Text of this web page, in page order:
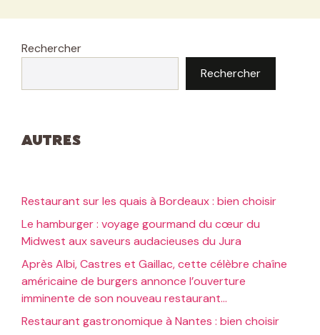
Rechercher
Rechercher
Autres
Restaurant sur les quais à Bordeaux : bien choisir
Le hamburger : voyage gourmand du cœur du
Midwest aux saveurs audacieuses du Jura
Après Albi, Castres et Gaillac, cette célèbre chaîne
américaine de burgers annonce l’ouverture
imminente de son nouveau restaurant…
Restaurant gastronomique à Nantes : bien choisir